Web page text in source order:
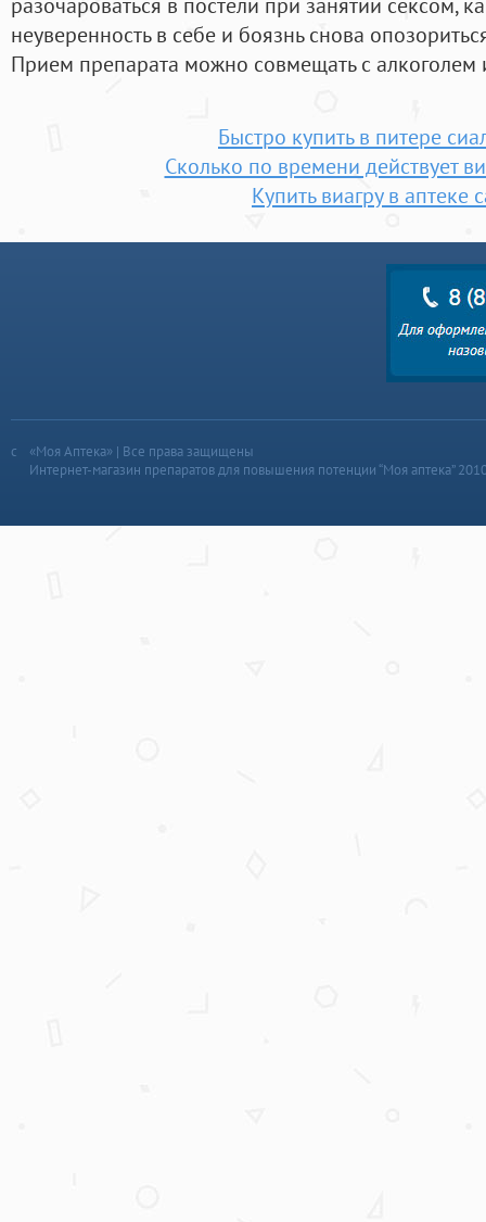
неуверенность в себе и боязнь снова
Прием препарата можно совмещать с
Быстро купить в питере
Сколько по времени действует
Купить виагру в аптеке
«Моя Аптека» | Все права защищены
Интернет-магазин препаратов для повышения потенции “Моя аптека”